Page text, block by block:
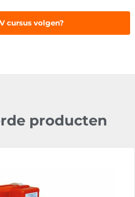
cursus volgen?
producten